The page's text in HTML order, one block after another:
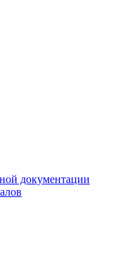
документации